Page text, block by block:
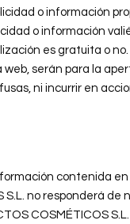
o información
o información
es gratuita o no.
serán para la
ni incurrir en
contenida en
S.L. no responderá
COSMÉTICOS